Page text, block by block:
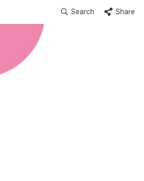
Search Share